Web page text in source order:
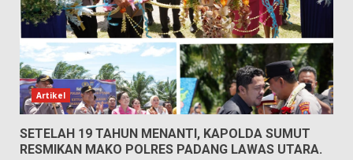
Artikel
SETELAH 19 TAHUN MENANTI, KAPOLDA SUMUT
RESMIKAN MAKO POLRES PADANG LAWAS UTARA.